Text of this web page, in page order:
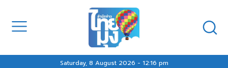
Saturday, 8 August 2026 - 12:16 pm